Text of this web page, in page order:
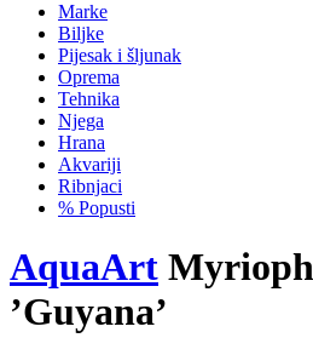
Marke
Biljke
Pijesak i šljunak
Oprema
Tehnika
Njega
Hrana
Akvariji
Ribnjaci
% Popusti
AquaArt
’Guyana’